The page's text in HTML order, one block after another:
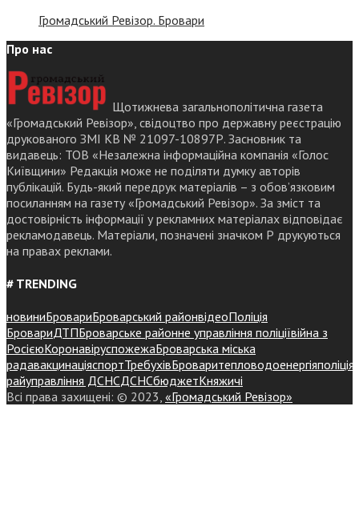
Громадський Ревізор. Бровари
Про нас
Щотижнева загальнополітична газета
«Громадський Ревізор», свідоцтво про державну реєстрацію
друкованого ЗМІ КВ № 21097-10897Р. Засновник та
видавець: ТОВ «Незалежна інформаційна компанія «Голос
Київщини» Редакція може не поділяти думку авторів
публікацій. Будь-який передрук матеріалів – з обов’язковим
посиланням на газету «Громадський Ревізор». За зміст та
достовірність інформації у рекламних матеріалах відповідає
рекламодавець. Матеріали, позначені значком Р друкуються
на правах реклами.
# TRENDING
новиниБровариБроварський районвідеоПоліція
БровариДТПБроварське районне управління поліціївійна з
РосієюКоронавіруспожежаБроварська міська
радавакцинаціяспортТребухівБроваритепловодоенергіяполіція
райуправління ДСНСДСНСбюджетКняжичі
Всі права захищені: © 2023, «Громадський Ревізор»